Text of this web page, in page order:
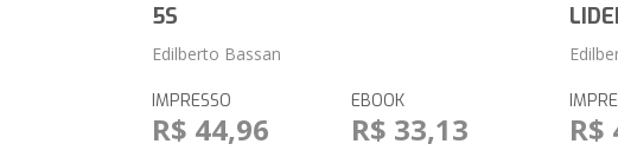
5S
Edilberto Bassan
IMPRESSO
R$ 44,96
EBOOK
R$ 33,13 R$